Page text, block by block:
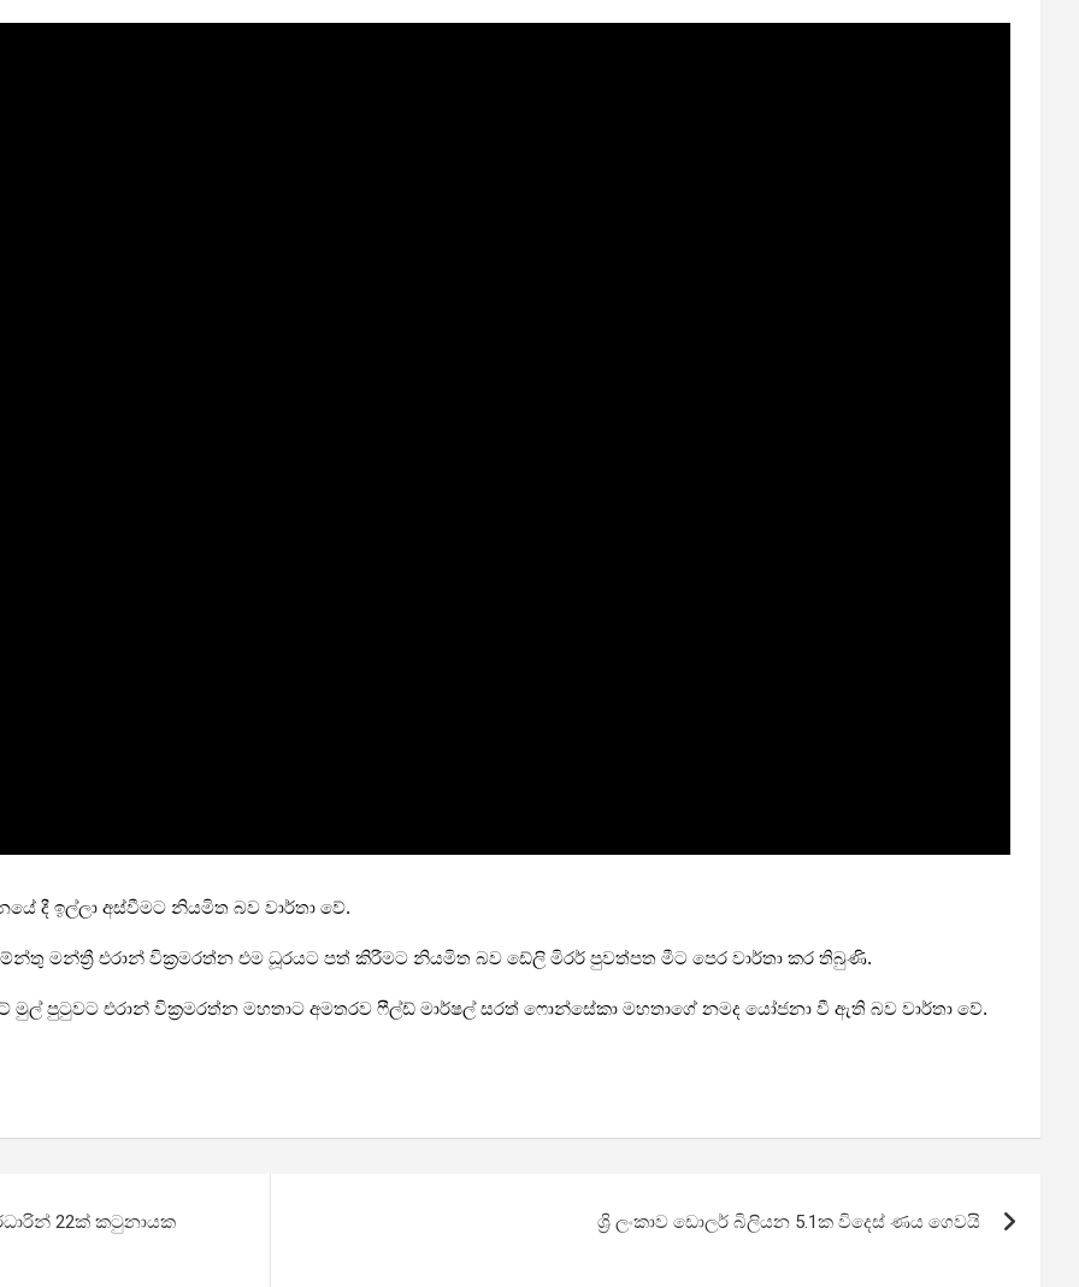
දී ඉල්ලා අස්වීමට නියමිත බව වාර්තා වේ.
මන්ත්‍රී එරාන් වික්‍රමරත්න එම ධූරයට පත් කිරීමට නියමිත බව ඩේලි මිරර් පුවත්පත මීට පෙර වාර්තා කර තිබුණි.
මුල් පුටුවට එරාන් වික්‍රමරත්න මහතාට අමතරව ෆීල්ඩ් මාර්ෂල් සරත් ෆොන්සේකා මහතාගේ නමද යෝජනා වී ඇති බව වාර්තා වේ.
22ක් කටුනායක
ශ්‍රි ලංකාව ඩොලර් බිලියන 5.1ක විදෙස් ණය ගෙවයි